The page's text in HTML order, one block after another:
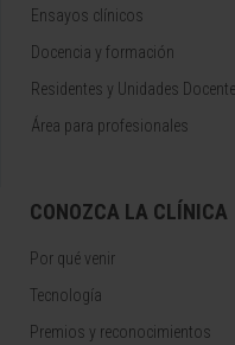
Ensayos clínicos
Docencia y formación
Residentes y Unidades
Área para profesionales
CONOZCA LA CLÍNICA
Por qué venir
Tecnología
Premios y reconocimientos